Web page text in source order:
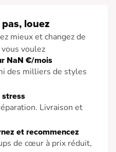
louez
mieux et changez de
voulez
NaN €/mois
des milliers de styles
stress
Livraison et
et recommencez
de cœur à prix réduit,